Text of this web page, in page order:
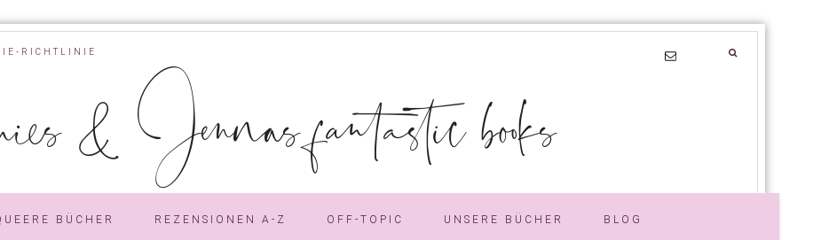
RICHTLINIE
& Jennas fantastic books
BÜCHER REZENSIONEN A-Z OFF-TOPIC UNSERE BÜCHER BLOG